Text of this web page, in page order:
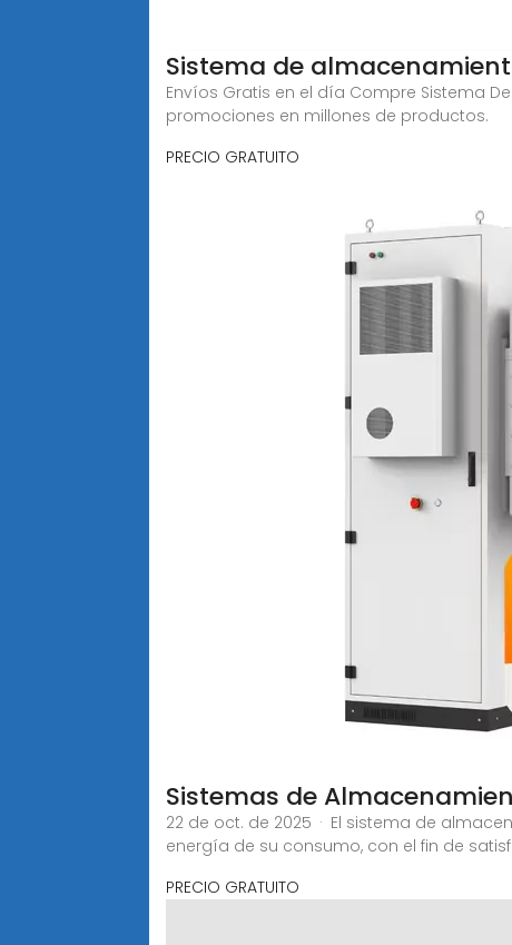
Sistema de
Envíos Gratis en el día Compre Sistema
promociones en millones de productos.
PRECIO GRATUITO
Sistemas de
22 de oct. de 2025 · El sistema de
energía de su consumo, con el fin de
PRECIO GRATUITO